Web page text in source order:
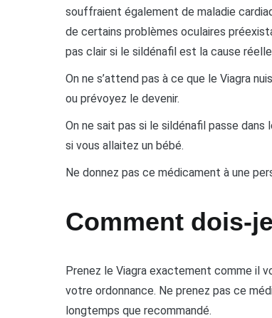
souffraient également de maladie
de certains problèmes oculaires
pas clair si le sildénafil est la cause
On ne s’attend pas à ce que le Viagra
ou prévoyez le devenir.
On ne sait pas si le sildénafil passe
si vous allaitez un bébé.
Ne donnez pas ce médicament à une
Comment dois-
Prenez le Viagra exactement comme il
votre ordonnance. Ne prenez pas ce
longtemps que recommandé.